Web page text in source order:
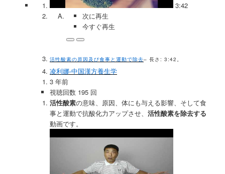
3:42
次に再生
今すぐ再生
活性酸素の原因及び食事と運動で除去– 長さ: 3:42。
凌利娜-中国漢方養生学
3 年前
視聴回数 195 回
活性酸素の意味、原因、体にも与える影響、そして食
事と運動で抗酸化力アップさせ、活性酸素を除去する
動画です。